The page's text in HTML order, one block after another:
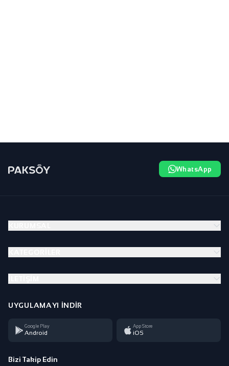
WhatsApp
UYGULAMAYI İNDIR
Google Play
Android
App Store
iOS
Bizi Takip Edin